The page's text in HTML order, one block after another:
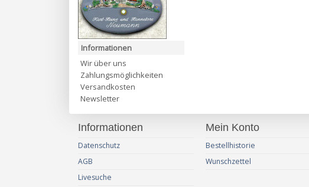
Informationen
Wir über uns
Zahlungsmöglichkeiten
Versandkosten
Newsletter
Informationen
Datenschutz
AGB
Livesuche
Mein Konto
Bestellhistorie
Wunschzettel